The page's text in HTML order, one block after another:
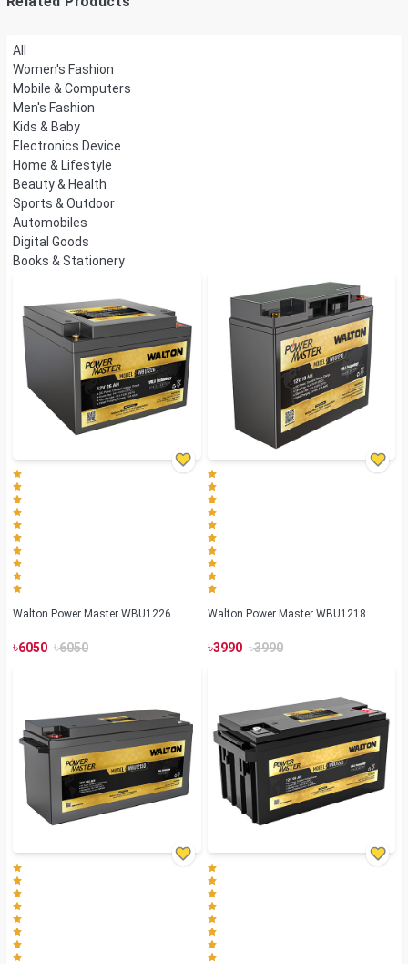
All
Women's Fashion
Mobile & Computers
Men's Fashion
Kids & Baby
Electronics Device
Home & Lifestyle
Beauty & Health
Sports & Outdoor
Automobiles
Digital Goods
Books & Stationery
Walton Power Master WBU1226
৳6050 ৳6050
Walton Power Master WBU1218
৳3990 ৳3990